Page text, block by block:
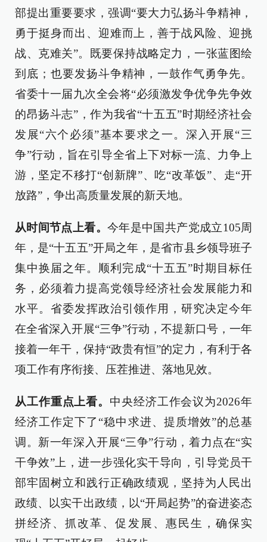
部提出重要要求，强调“要大力弘扬斗争精神，
勇于挺身而出、迎难而上，善于战风险、迎挑
战、克难关”。既要保持战略定力，一张蓝图绘
到底；也要发扬斗争精神，一鼓作气勇争先。
省委十一届九次全会将“必须激发争优争先争效
的昂扬斗志”，作为我省“十五五”时期经济社会
发展“六个必须”基本要求之一。深入开展“三
争”行动，旨在引导全省上下对标一流、力争上
游，坚定不移打“创新牌”、吃“改革饭”、走“开
放路”，争出高质量发展的新天地。
从时间节点上看。 今年是中国共产党成立105周
年，是“十五五”开局之年，是省市县乡领导班子
集中换届之年。顺利完成“十五五”时期目标任
务，必须着力提高党领导经济社会发展能力和
水平。省委发挥政治引领作用，研究决定今年
在全省深入开展“三争”行动，不提新口号，一年
接着一年干，保持“政贵有恒”的定力，有利于各
项工作有序衔接、压茬推进、落地见效。
从工作重点上看。 中央经济工作会议为2026年
经济工作定下了“稳中求进、提质增效”的总基
调。新一年深入开展“三争”行动，着力点在“实
干争效”上，进一步强化实干导向，引导党员干
部牢固树立和践行正确政绩观，坚持为人民出
政绩、以实干出政绩，以“开局起势”的奋进姿态
拼经济、抓改革、促发展、惠民生，确保实